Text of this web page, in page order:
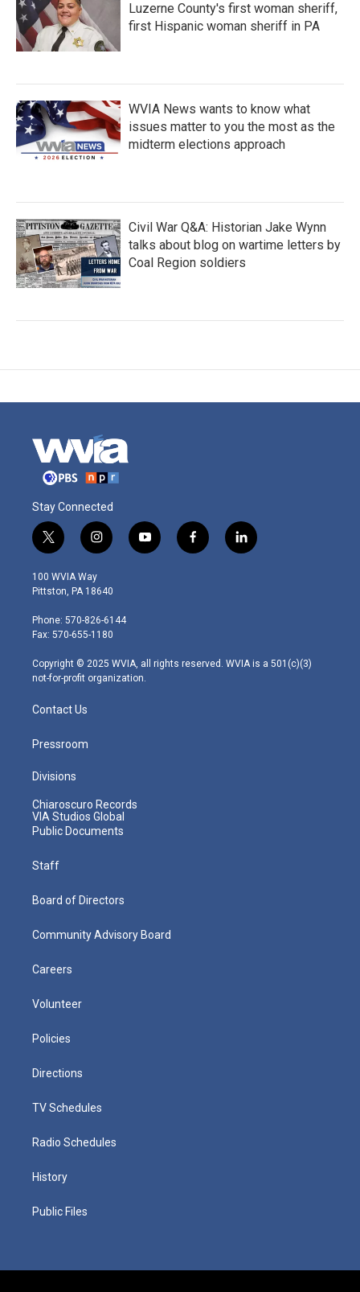
Luzerne County's first woman sheriff,
first Hispanic woman sheriff in PA
WVIA News wants to know what
issues matter to you the most as the
midterm elections approach
Civil War Q&A: Historian Jake Wynn
talks about blog on wartime letters by
Coal Region soldiers
Stay Connected
t
w
i
t
e
r
i
n
s
t
g
r
m
y
o
f
a
l
i
100 WVIA Way
Pittston, PA 18640
Phone: 570-826-6144
Fax: 570-655-1180
Copyright © 2025 WVIA, all rights reserved. WVIA is a 501(c)(3)
not-for-profit organization.
Contact Us
Pressroom
Divisions
Chiaroscuro Records
VIA Studios Global
Public Documents
Staff
Board of Directors
Community Advisory Board
Careers
Volunteer
Policies
Directions
TV Schedules
Radio Schedules
History
Public Files